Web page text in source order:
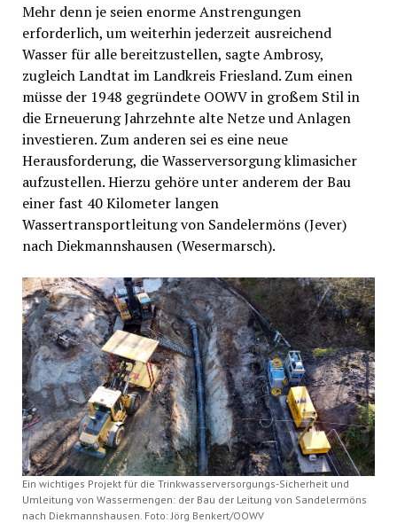
Mehr denn je seien enorme Anstrengungen
erforderlich, um weiterhin jederzeit ausreichend
Wasser für alle bereitzustellen, sagte Ambrosy,
zugleich Landtat im Landkreis Friesland. Zum einen
müsse der 1948 gegründete OOWV in großem Stil in
die Erneuerung Jahrzehnte alte Netze und Anlagen
investieren. Zum anderen sei es eine neue
Herausforderung, die Wasserversorgung klimasicher
aufzustellen. Hierzu gehöre unter anderem der Bau
einer fast 40 Kilometer langen
Wassertransportleitung von Sandelermöns (Jever)
nach Diekmannshausen (Wesermarsch).
Ein wichtiges Projekt für die Trinkwasserversorgungs-Sicherheit und
Umleitung von Wassermengen: der Bau der Leitung von Sandelermöns
nach Diekmannshausen. Foto: Jörg Benkert/OOWV